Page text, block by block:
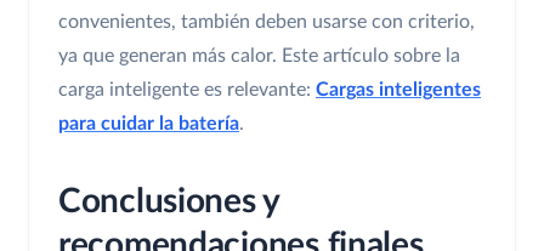
convenientes, también deben usarse con criterio,
ya que generan más calor. Este artículo sobre la
carga inteligente es relevante: Cargas inteligentes
para cuidar la batería.
Conclusiones y